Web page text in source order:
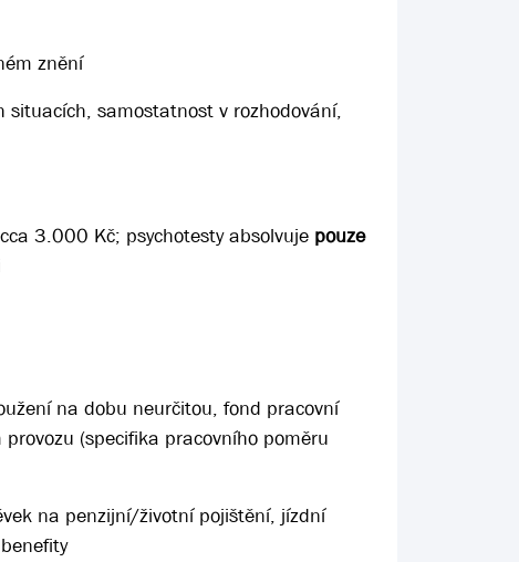
znění
samostatnost v rozhodování,
3.000 Kč; psychotesty absolvuje pouze
na dobu neurčitou, fond pracovní
(specifika pracovního poměru
na penzijní/životní pojištění, jízdní